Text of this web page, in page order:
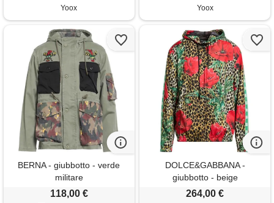
Yoox Yoox
BERNA - giubbotto - verde
militare
118,00 €
DOLCE&GABBANA -
giubbotto - beige
264,00 €